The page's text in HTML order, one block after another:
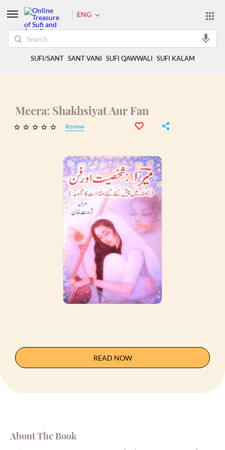
Meera: Shakhsiyat Aur Fan
Review
READ NOW
About The Book
ENG
SUFI/SANT SANT VANI SUFI QAWWALI SUFI KALAM